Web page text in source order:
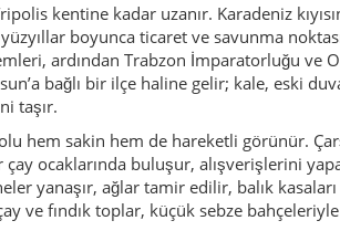
kentine kadar uzanır. Karadeniz
boyunca ticaret ve savunma
ardından Trabzon İmparatorluğu ve
bağlı bir ilçe haline gelir; kale, eski
taşır.
hem sakin hem de hareketli görünür.
ocaklarında buluşur, alışverişlerini
yanaşır, ağlar tamir edilir, balık
ve fındık toplar, küçük sebze